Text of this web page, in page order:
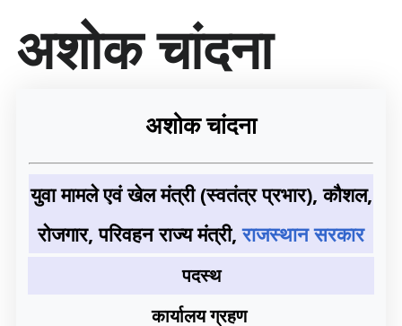
ग्री
अशोक चांदना
अशोक चांदना
युवा मामले एवं खेल मंत्री (स्वतंत्र प्रभार), कौशल,
रोजगार, परिवहन राज्य मंत्री,राजस्थान सरकार
पदस्थ
कार्यालय ग्रहण